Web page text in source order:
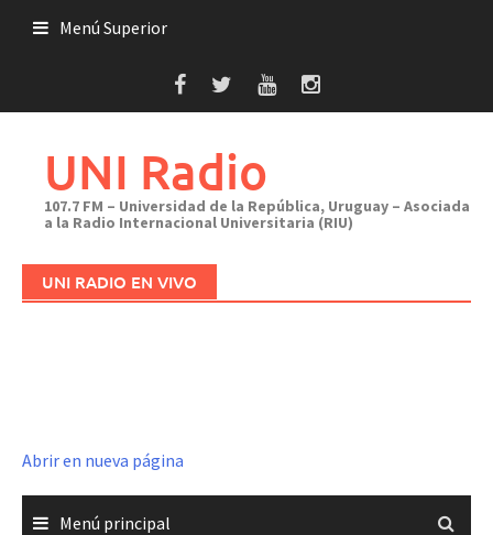
Menú Superior
UNI Radio
107.7 FM – Universidad de la República, Uruguay – Asociada
a la Radio Internacional Universitaria (RIU)
UNI RADIO EN VIVO
Abrir en nueva página
Menú principal